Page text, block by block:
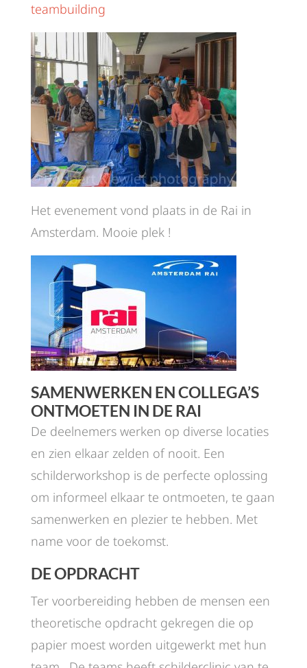
teambuilding
Het evenement vond plaats in de Rai in
Amsterdam. Mooie plek !
SAMENWERKEN EN COLLEGA’S
ONTMOETEN IN DE RAI
De deelnemers werken op diverse locaties
en zien elkaar zelden of nooit. Een
schilderworkshop is de perfecte oplossing
om informeel elkaar te ontmoeten, te gaan
samenwerken en plezier te hebben. Met
name voor de toekomst.
DE OPDRACHT
Ter voorbereiding hebben de mensen een
theoretische opdracht gekregen die op
papier moest worden uitgewerkt met hun